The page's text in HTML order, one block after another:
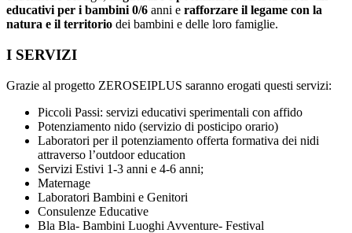
educativi per i bambini 0/6 anni e rafforzare il legame con la
natura e il territorio dei bambini e delle loro famiglie.
I SERVIZI
Grazie al progetto ZEROSEIPLUS saranno erogati questi servizi:
Piccoli Passi: servizi educativi sperimentali con affido
Potenziamento nido (servizio di posticipo orario)
Laboratori per il potenziamento offerta formativa dei nidi
attraverso l’outdoor education
Servizi Estivi 1-3 anni e 4-6 anni;
Maternage
Laboratori Bambini e Genitori
Consulenze Educative
Bla Bla- Bambini Luoghi Avventure- Festival